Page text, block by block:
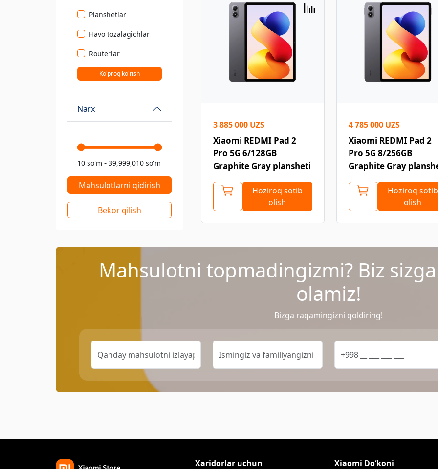
Planshetlar
Havo tozalagichlar
Routerlar
Ko'proq ko'rish
Narx
10 so'm - 39,999,010 so'm
Mahsulotlarni qidirish
Bekor qilish
3 885 000 UZS
Xiaomi REDMI Pad 2
Pro 5G 6/128GB
Graphite Gray plansheti
Hoziroq sotib
olish
4 785 000 UZS
Xiaomi REDMI Pad 2
Pro 5G 8/256GB
Graphite Gray
Hoziroq sotib
olish
Mahsulotni topmadingizmi? Biz
olamiz!
Bizga raqamingizni qoldiring!
Xaridorlar uchun Xiaomi Do‘koni